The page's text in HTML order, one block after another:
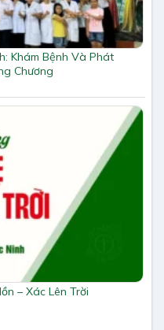
Khám Bệnh Và Phát
Chương
– Xác Lên Trời